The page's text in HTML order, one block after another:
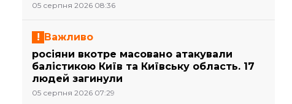
05 серпня 2026 08:36
Важливо
росіяни вкотре масовано атакували
балістикою Київ та Київську область. 17
людей загинули
05 серпня 2026 07:29